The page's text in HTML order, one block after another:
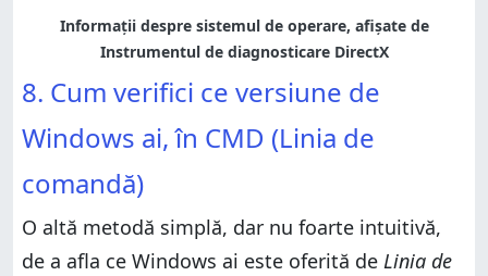
8. Cum verifici ce versiune de
Windows ai, în CMD (Linia de
comandă)
O altă metodă simplă, dar nu foarte intuitivă,
de a afla ce Windows ai este oferită de Linia de